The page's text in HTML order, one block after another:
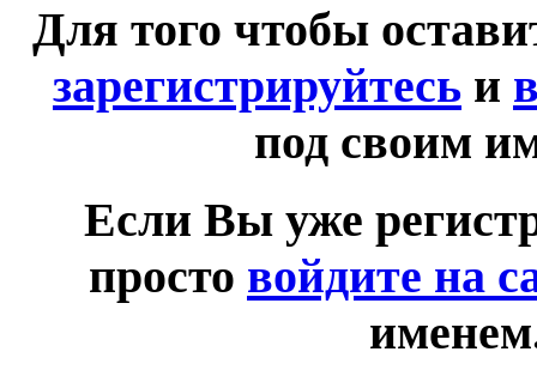
Для того чтобы
зарегистрируйтесь и
под своим
Если Вы уже
просто войдите на